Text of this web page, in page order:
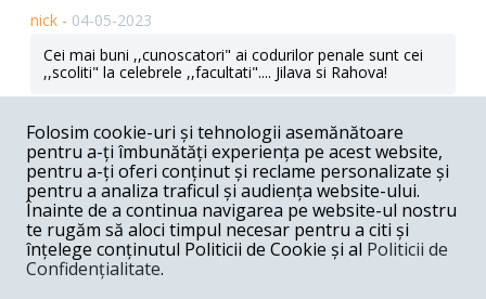
nick - 04-05-2023
Cei mai buni ,,cunoscatori" ai codurilor penale sunt cei
,,scoliti" la celebrele ,,facultati".... Jilava si Rahova!
Răspunde
Lili -04-05-2023
Exact asta isi doreau si cetatenii inca dinainte de august
2018 . Guvernarea PSD- PNL nu are cale de mijloc si va
pune in practica toate deciziile la care Romania s-a
angajat .Vor guverna linistiti impreuna pina in 2028 si
chiar mai departe .
Folosim cookie-uri și tehnologii asemănătoare
pentru a-ți îmbunătăți experiența pe acest website,
pentru a-ți oferi conținut și reclame personalizate și
pentru a analiza traficul și audiența website-ului.
Înainte de a continua navigarea pe website-ul nostru
te rugăm să aloci timpul necesar pentru a citi și
înțelege conținutul Politicii de Cookie și al Politicii de
Confidențialitate.